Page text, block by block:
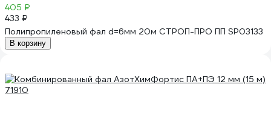
405 ₽
433 ₽
Полипропиленовый фал d=6мм 20м СТРОП-ПРО ПП SP03133
В корзину